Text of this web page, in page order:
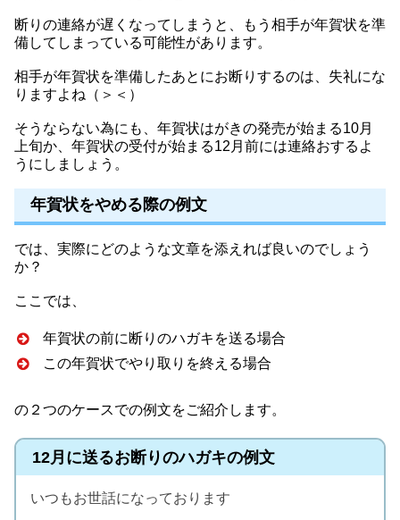
断りの連絡が遅くなってしまうと、もう相手が年賀状を準
備してしまっている可能性があります。
相手が年賀状を準備したあとにお断りするのは、失礼にな
りますよね（＞＜）
そうならない為にも、年賀状はがきの発売が始まる10月
上旬か、年賀状の受付が始まる12月前には連絡おするよ
うにしましょう。
年賀状をやめる際の例文
では、実際にどのような文章を添えれば良いのでしょう
か？
ここでは、
年賀状の前に断りのハガキを送る場合
この年賀状でやり取りを終える場合
の２つのケースでの例文をご紹介します。
12月に送るお断りのハガキの例文
いつもお世話になっております